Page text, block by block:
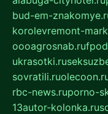
bud-em-
korolevremont-
oooagrosnab.ru
ukrasotki.ru
sovratili.ru
rbc-news.ruporno-
13autor-kolonka.ru